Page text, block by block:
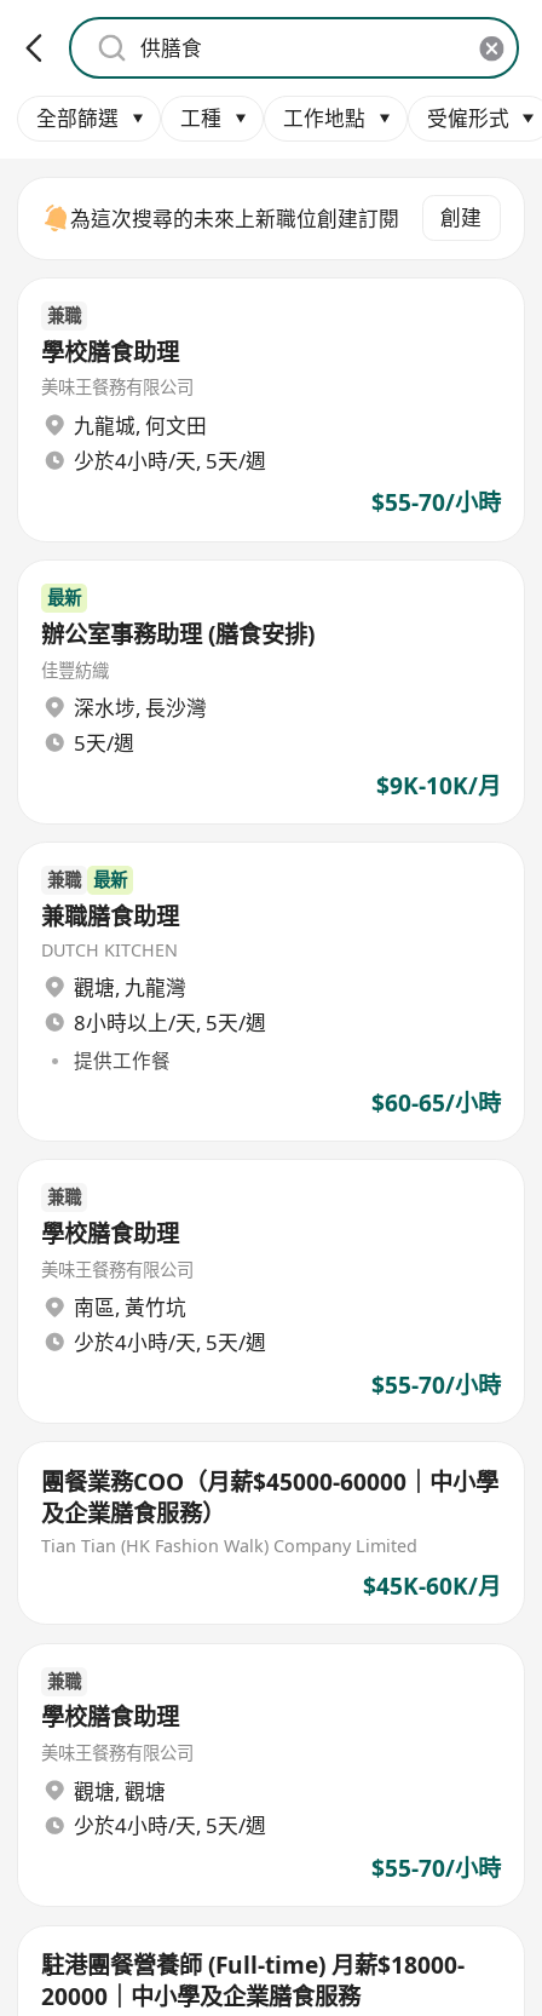
全部篩選 工種 工作地點 受僱形式
為這次搜尋的未來上新職位創建訂閱 創建
兼職
學校膳食助理
美味王餐務有限公司
九龍城, 何文田
少於4小時/天, 5天/週
$55-70/小時
最新
辦公室事務助理 (膳食安排)
佳豐紡織
深水埗, 長沙灣
5天/週
$9K-10K/月
兼職 最新
兼職膳食助理
DUTCH KITCHEN
觀塘, 九龍灣
8小時以上/天, 5天/週
提供工作餐
$60-65/小時
兼職
學校膳食助理
美味王餐務有限公司
南區, 黃竹坑
少於4小時/天, 5天/週
$55-70/小時
團餐業務COO（月薪$45000-60000｜中小學
及企業膳食服務）
Tian Tian (HK Fashion Walk) Company Limited
$45K-60K/月
兼職
學校膳食助理
美味王餐務有限公司
觀塘, 觀塘
少於4小時/天, 5天/週
$55-70/小時
駐港團餐營養師 (Full-time) 月薪$18000-
20000｜中小學及企業膳食服務